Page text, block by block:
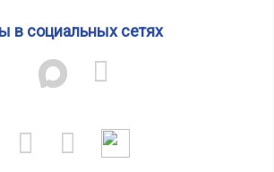
в социальных сетях